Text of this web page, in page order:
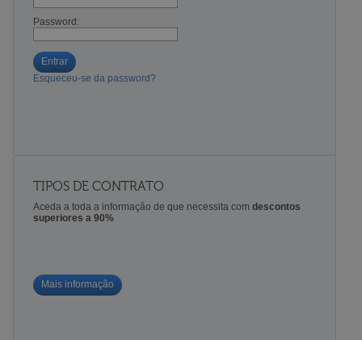
Password:
Entrar
Esqueceu-se da password?
TIPOS DE CONTRATO
Aceda a toda a informação de que necessita com descontos
superiores a 90%
Mais informação